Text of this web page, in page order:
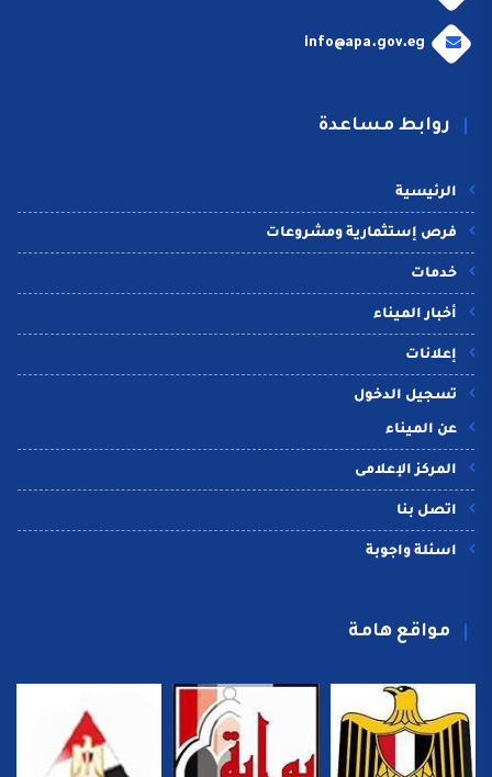
info@apa.gov.eg
روابط مساعدة
الرئيسية
فرص إستثمارية ومشروعات
خدمات
أخبار الميناء
إعلانات
تسجيل الدخول
عن الميناء
المركز الإعلامى
اتصل بنا
اسئلة واجوبة
مواقع هامة